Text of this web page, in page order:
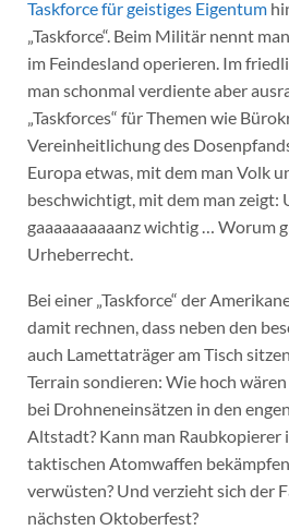
Taskforce für geistiges Eigentum
„Taskforce“. Beim Militär nennt
im Feindesland operieren. Im
man schonmal verdiente aber
„Taskforces“ für Themen wie
Vereinheitlichung des
Europa etwas, mit dem man Volk
beschwichtigt, mit dem man zeigt:
gaaaaaaaaaanz wichtig … Worum
Urheberrecht.
Bei einer „Taskforce“ der
damit rechnen, dass neben den
auch Lamettaträger am Tisch
Terrain sondieren: Wie hoch
bei Drohneneinsätzen in den
Altstadt? Kann man Raubkopierer
taktischen Atomwaffen
verwüsten? Und verzieht sich der
nächsten Oktoberfest?